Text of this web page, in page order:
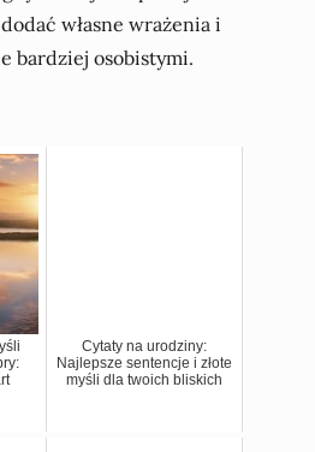
własne wrażenia i
bardziej osobistymi.
Cytaty na urodziny:
Najlepsze sentencje i złote
myśli dla twoich bliskich